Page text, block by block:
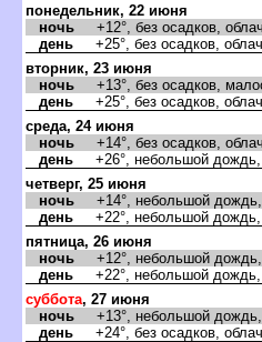
понедельник, 22 июня
ночь +12°, без осадков,
день +25°, без осадков,
торник, 23 июня
ночь +13°, без осадков,
день +25°, без осадков,
среда, 24 июня
ночь +14°, без осадков,
день +26°, небольшой дождь,
четверг, 25 июня
ночь +14°, небольшой дождь,
день +22°, небольшой дождь,
пятница, 26 июня
ночь +12°, небольшой дождь,
день +22°, небольшой дождь,
суббота, 27 июня
ночь +13°, небольшой дождь,
день +24°, без осадков,